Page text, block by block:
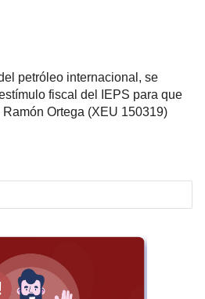
petróleo internacional, se
fiscal del IEPS para que
Ortega (XEU 150319)